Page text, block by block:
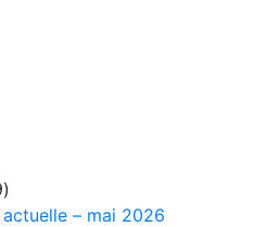
– mai 2026